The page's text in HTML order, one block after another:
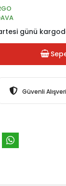
günü
Güvenli